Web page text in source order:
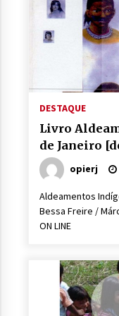
DESTAQUE
Livro
de Janeiro
opierj
Aldeamentos
Bessa Freire /
ON LINE